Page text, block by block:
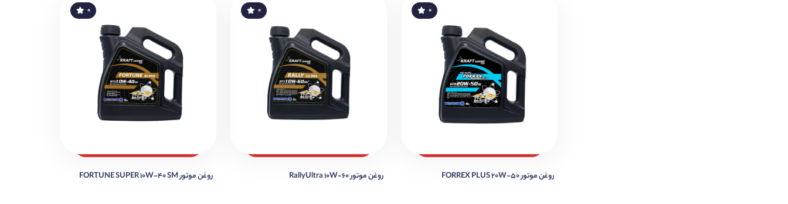
۰
روغن موتور FORREX PLUS 20W-50
۰
روغن موتور RallyUltra 10W-60
۰
روغن موتور FORTUNE SUPER 10W-40 SM